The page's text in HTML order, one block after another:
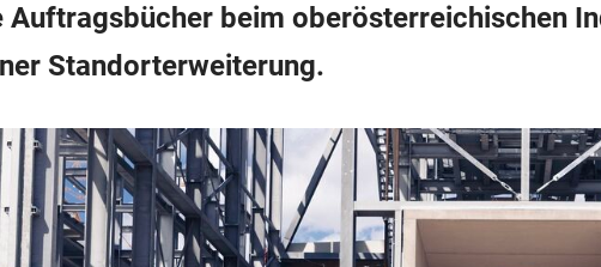
Auftragsbücher beim oberösterreichischen
Standorterweiterung.